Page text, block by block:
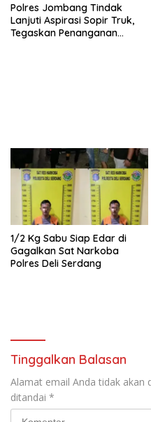
Polres Jombang Tindak
Lanjuti Aspirasi Sopir Truk,
Tegaskan Penanganan
1/2 Kg Sabu Siap Edar di
Gagalkan Sat Narkoba
Polres Deli Serdang
Tinggalkan Balasan
Alamat email Anda tidak akan
ditandai *